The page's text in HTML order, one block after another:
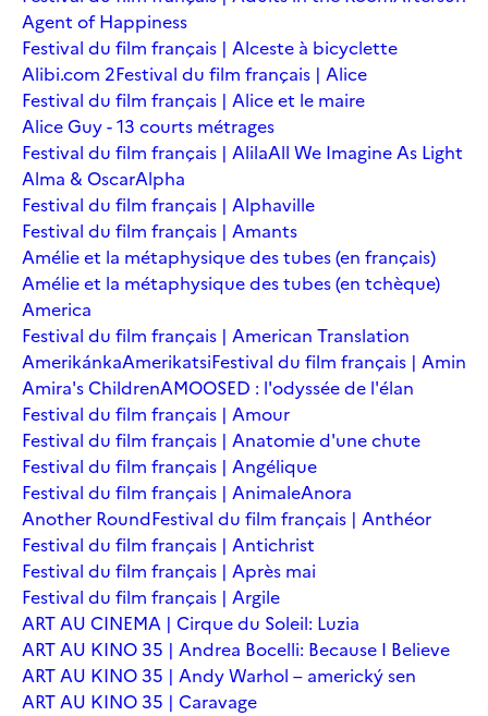
Agent of Happiness
Festival du film français | Alceste à bicyclette
Alibi.com 2Festival du film français | Alice
Festival du film français | Alice et le maire
Alice Guy - 13 courts métrages
Festival du film français | AlilaAll We Imagine As Light
Alma & OscarAlpha
Festival du film français | Alphaville
Festival du film français | Amants
Amélie et la métaphysique des tubes (en français)
Amélie et la métaphysique des tubes (en tchèque)
America
Festival du film français | American Translation
AmerikánkaAmerikatsiFestival du film français | Amin
Amira's ChildrenAMOOSED : l'odyssée de l'élan
Festival du film français | Amour
Festival du film français | Anatomie d'une chute
Festival du film français | Angélique
Festival du film français | AnimaleAnora
Another RoundFestival du film français | Anthéor
Festival du film français | Antichrist
Festival du film français | Après mai
Festival du film français | Argile
ART AU CINEMA | Cirque du Soleil: Luzia
ART AU KINO 35 | Andrea Bocelli: Because I Believe
ART AU KINO 35 | Andy Warhol – americký sen
ART AU KINO 35 | Caravage